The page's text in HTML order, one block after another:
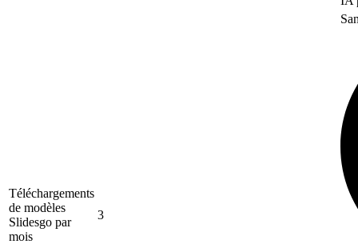
Téléchargements
de modèles
Slidesgo par
mois
3